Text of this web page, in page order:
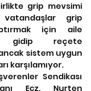
grip mevsimi
grip
için aile
gidip reçete
sistem uygun
karşılamıyor.
Sendikası
Ecz. Nurten